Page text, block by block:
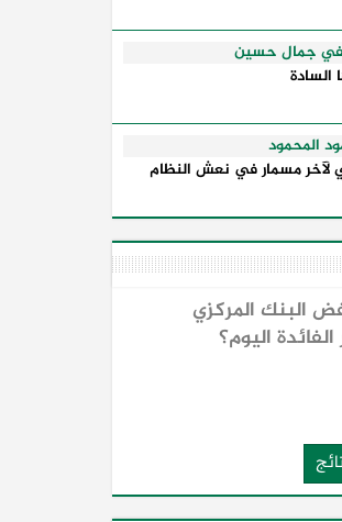
جمال حسين
السادة
المحمود
لآخر مسمار في نعش النظام
البنك المركزي
اليوم؟